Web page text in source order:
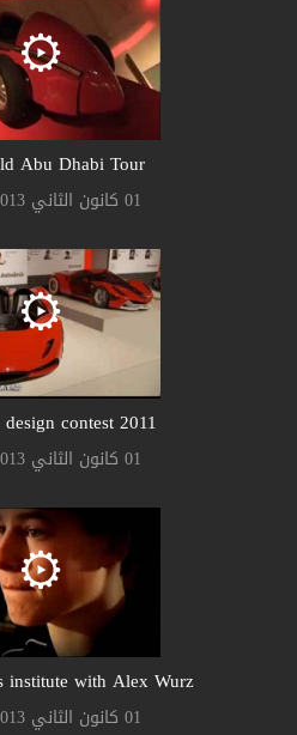
Abu Dhabi Tour
01 كانون الثاني 2013, 12:00 ص
contest 2011
01 كانون الثاني 2013, 12:00 ص
with Alex Wurz
01 كانون الثاني 2013, 12:00 ص